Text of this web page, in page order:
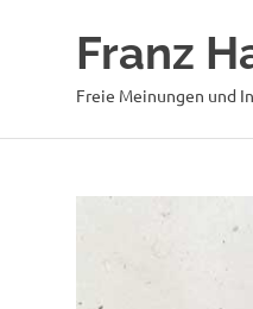
Franz
Freie Meinungen und